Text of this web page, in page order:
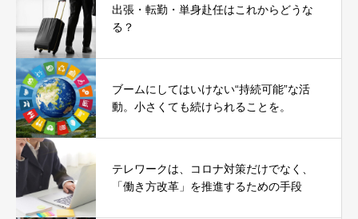
出張・転勤・単身赴任はこれからどうな
る？
ブームにしてはいけない“持続可能”な活
動。小さくても続けられることを。
テレワークは、コロナ対策だけでなく、
「働き方改革」を推進するための手段